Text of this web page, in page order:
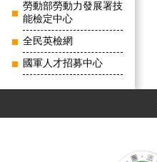
勞動部勞動力發展署技
能檢定中心
全民英檢網
國軍人才招募中心